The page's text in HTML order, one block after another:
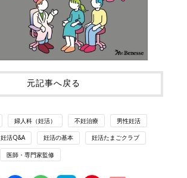
元記事へ戻る
婦人科（妊活） 不妊治療 男性妊活
妊活Q&A 妊活の基本 妊活たまごクラブ
医師・専門家監修